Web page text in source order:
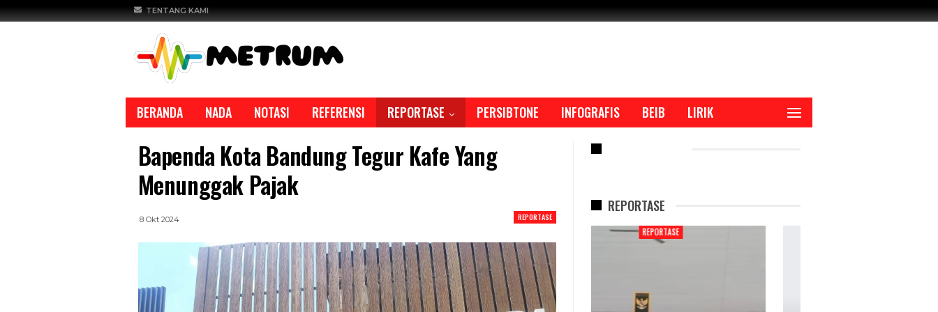
TENTANG KAMI
BERANDA NADA NOTASI REFERENSI REPORTASE PERSIBTONE INFOGRAFIS BEIB LIRIK
Bapenda Kota Bandung Tegur Kafe Yang
Menunggak Pajak
REPORTASE
8 Okt 2024
REPORTASE
REPORTASE